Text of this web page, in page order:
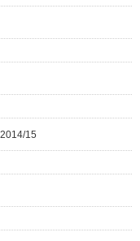
15